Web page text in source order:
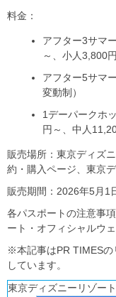
料金：
アフター3サマ
～、小人3,800
アフター5サマ
変動制）
1デーパークホ
円～、中人
販売場所：東京ディズ
約・購入ページ、東京
販売期間：2026年5月1
各パスポートの注意事
ート・オフィシャルウ
※本記事はPR TIMESの
しています。
東京ディズニーリゾー